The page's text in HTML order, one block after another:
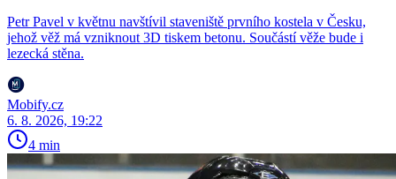
Petr Pavel v květnu navštívil staveniště prvního kostela v Česku,
jehož věž má vzniknout 3D tiskem betonu. Součástí věže bude i
lezecká stěna.
Mobify.cz
6. 8. 2026, 19:22
4 min